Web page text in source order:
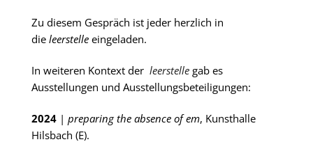
Zu diesem Gespräch ist jeder herzlich in
die leerstelle eingeladen.
In weiteren Kontext der leerstelle gab es
Ausstellungen und Ausstellungsbeteiligungen:
2024 | preparing the absence of em, Kunsthalle
Hilsbach (E).